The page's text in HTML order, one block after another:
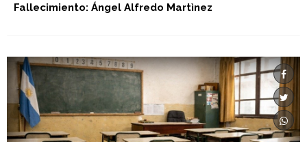
Fallecimiento: Ángel Alfredo Martìnez